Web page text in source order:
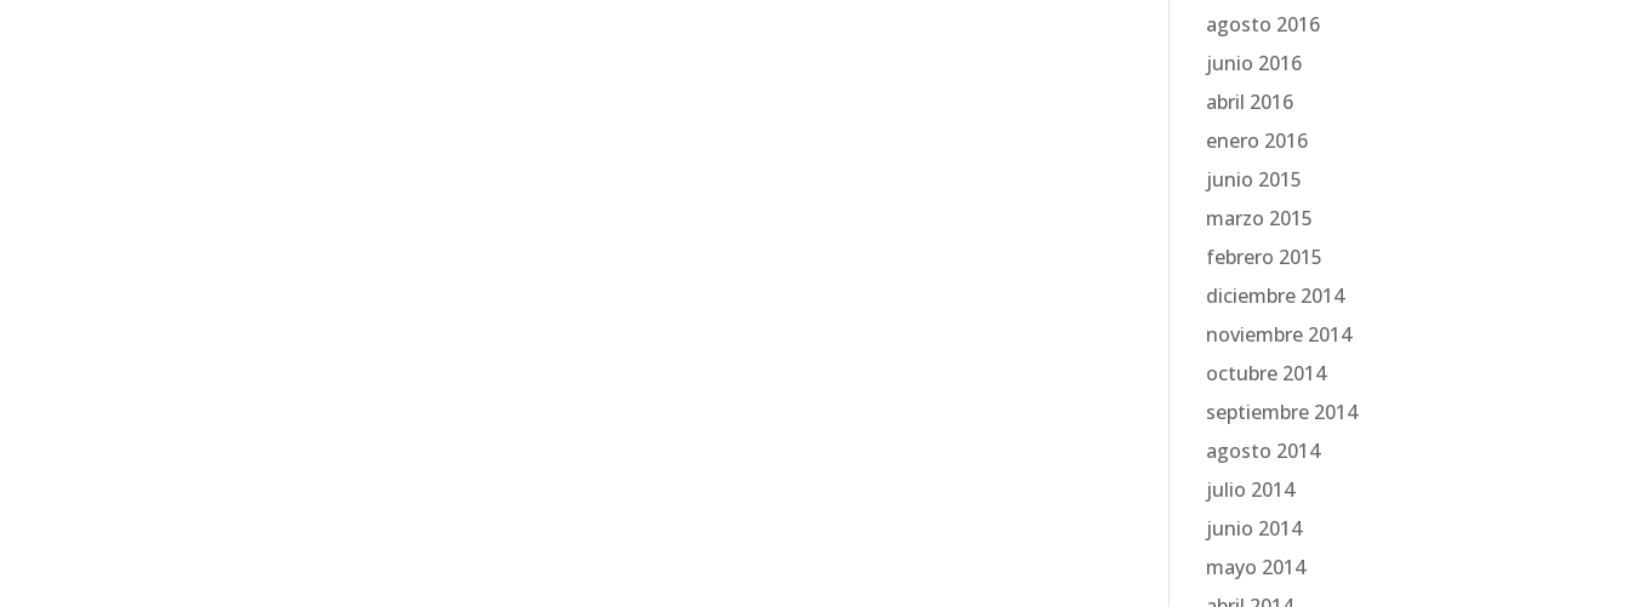
agosto 2016
junio 2016
abril 2016
enero 2016
junio 2015
marzo 2015
febrero 2015
diciembre 2014
noviembre 2014
octubre 2014
septiembre 2014
agosto 2014
julio 2014
junio 2014
mayo 2014